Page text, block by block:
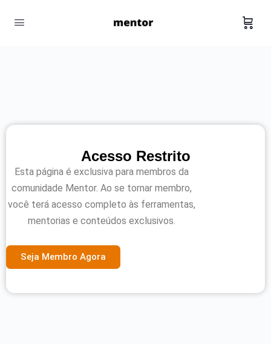
Acesso Restrito
Esta página é exclusiva para membros da
comunidade Mentor. Ao se tornar membro,
você terá acesso completo às ferramentas,
mentorias e conteúdos exclusivos.
Seja Membro Agora